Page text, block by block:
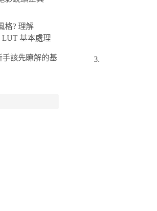
格? 理解
LUT 基本處理
手該先瞭解的基